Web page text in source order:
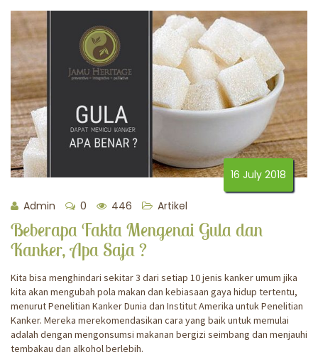
16 July 2018
Admin 0 446 Artikel
Beberapa Fakta Mengenai Gula dan
Kanker, Apa Saja ?
Kita bisa menghindari sekitar 3 dari setiap 10 jenis kanker umum jika
kita akan mengubah pola makan dan kebiasaan gaya hidup tertentu,
menurut Penelitian Kanker Dunia dan Institut Amerika untuk Penelitian
Kanker. Mereka merekomendasikan cara yang baik untuk memulai
adalah dengan mengonsumsi makanan bergizi seimbang dan menjauhi
tembakau dan alkohol berlebih.